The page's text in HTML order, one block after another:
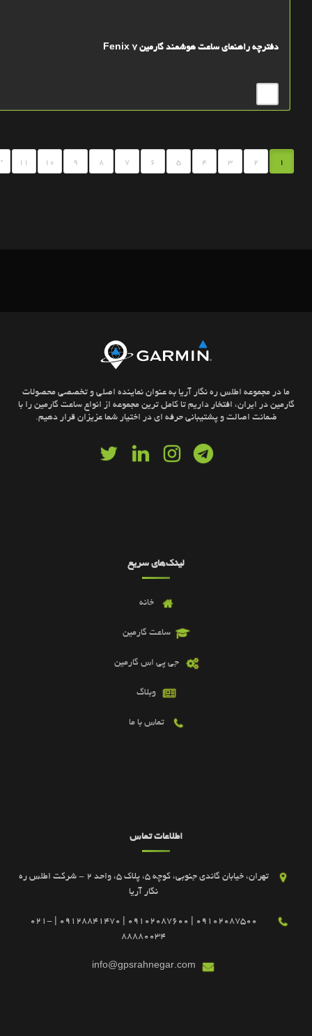
دفترچه راهنمای ساعت هوشمند گارمین Fenix 7
1
2
3
4
5
6
7
8
9
10
11
ما در مجموعه اطلس ره نگار آریا به عنوان نماینده اصلی و تخصصی محصولات
گارمین در ایران، افتخار داریم تا کامل ترین مجموعه از انواع ساعت گارمین را با
ضمانت اصالت و پشتیبانی حرفه ای در اختیار شما عزیزان قرار دهیم.
لینک‌های سریع
خانه
ساعت گارمین
جی پی اس گارمین
وبلاگ
تماس با ما
اطلاعات تماس
تهران، خیابان گاندی جنوبی، کوچه 5، پلاک 5، واحد 2 - شرکت اطلس ره
نگار آریا
09102087500 | 09102087600 | 09128841470 | 021-
88880034
info@gpsrahnegar.com